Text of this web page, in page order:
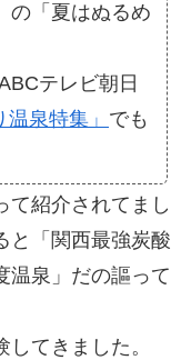
の「夏はぬるめ
テレビ朝日
泉特集」 でも
て紹介されてまし
と「関西最強炭酸
温泉」だの謳って
てきました。